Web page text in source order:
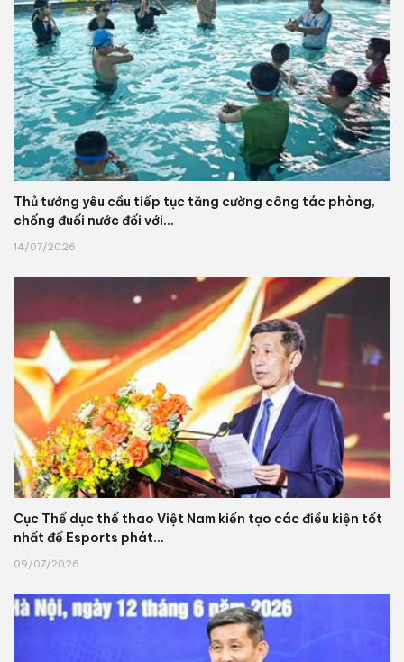
Thủ tướng yêu cầu tiếp tục tăng cường công tác phòng,
chống đuối nước đối với...
14/07/2026
Cục Thể dục thể thao Việt Nam kiến tạo các điều kiện tốt
nhất để Esports phát...
09/07/2026